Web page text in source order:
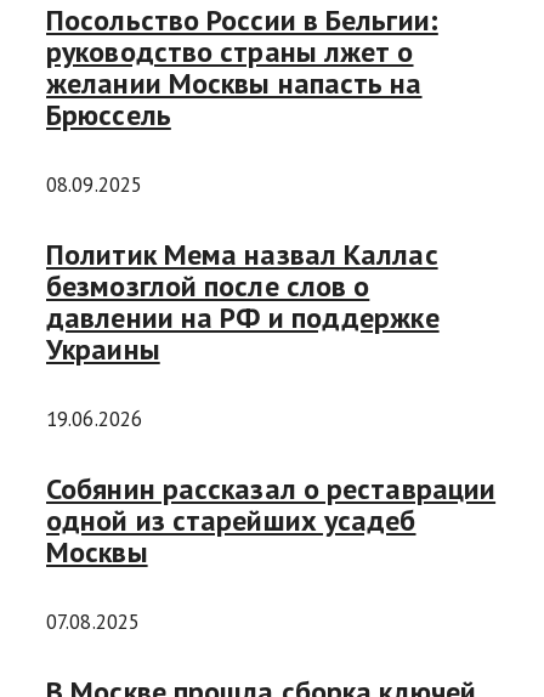
Посольство России в Бельгии:
руководство страны лжет о
желании Москвы напасть на
Брюссель
08.09.2025
Политик Мема назвал Каллас
безмозглой после слов о
давлении на РФ и поддержке
Украины
19.06.2026
Собянин рассказал о реставрации
одной из старейших усадеб
Москвы
07.08.2025